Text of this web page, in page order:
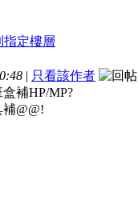
| 只看該作者
補HP/MP?
@@!